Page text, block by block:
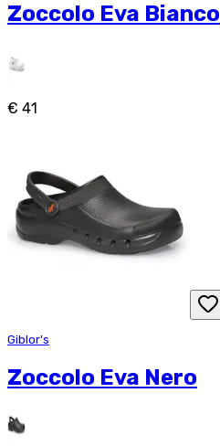
Zoccolo Eva Bianco
€ 41
Giblor's
Zoccolo Eva Nero